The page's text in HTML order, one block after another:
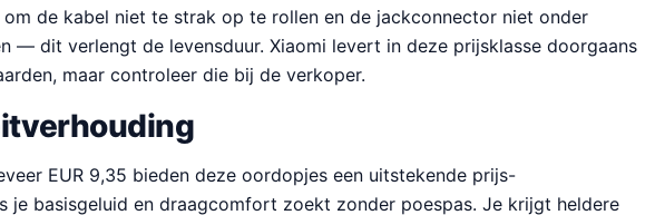
de kabel niet te strak op te rollen en de jackconnector niet onder
— dit verlengt de levensduur. Xiaomi levert in deze prijsklasse doorgaans
maar controleer die bij de verkoper.
EUR 9,35 bieden deze oordopjes een uitstekende prijs-
je basisgeluid en draagcomfort zoekt zonder poespas. Je krijgt heldere